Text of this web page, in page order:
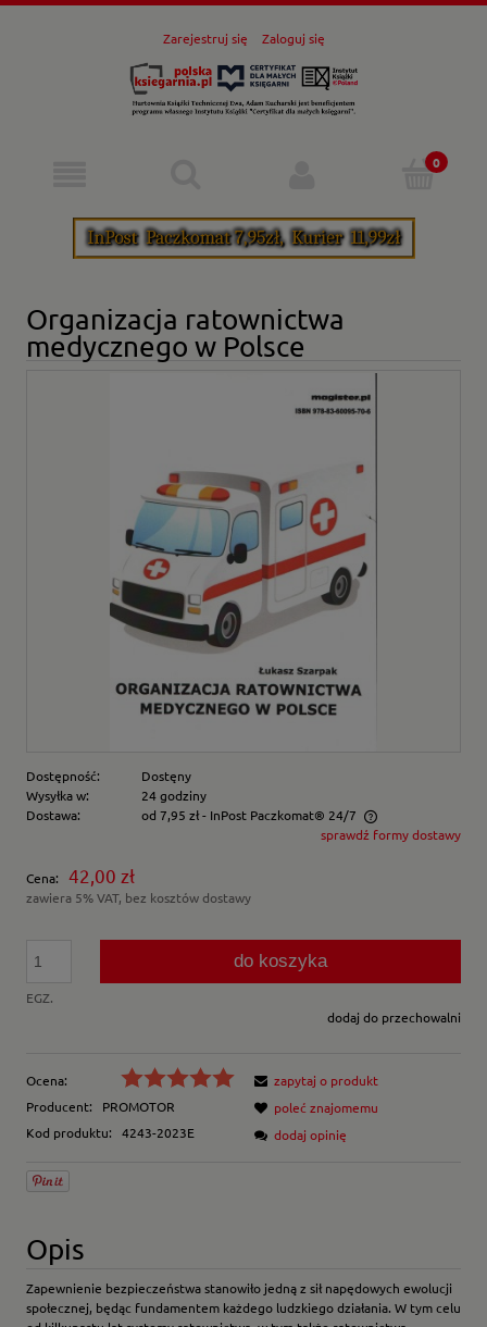
Zarejestruj się Zaloguj się
Organizacja ratownictwa
medycznego w Polsce
Dostępność:
Dostęny
Wysyłka w:
24 godziny
Dostawa:
od 7,95 zł- InPost Paczkomat® 24/7
Cena nie zawiera ewentualnych kosztów płatnościsprawdź formy dostawy
Cena: 42,00 zł
zawiera 5% VAT, bez kosztów dostawy
EGZ.
do koszyka
dodaj do przechowalni
Ocena:
Producent:
PROMOTOR
Kod produktu:
4243-2023E
zapytaj o produkt
poleć znajomemu
dodaj opinię
Opis
Zapewnienie bezpieczeństwa stanowiło jedną z sił napędowych ewolucji
społecznej, będąc fundamentem każdego ludzkiego działania. W tym celu